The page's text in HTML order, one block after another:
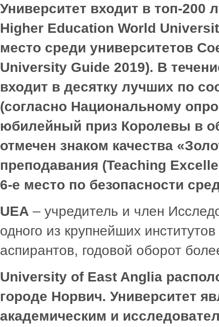
Университет входит в топ-200
Higher Education World
место среди университетов
University Guide 2019). В
входит в десятку лучших по
(согласно Национальному
юбилейный приз Королевы в
отмечен знаком качества
преподавания (Teaching
6-е место по безопасности
UEA – учредитель и член
одного из крупнейших
аспирантов, годовой оборот
University of East Anglia
городе Норвич. Университет
академическим и